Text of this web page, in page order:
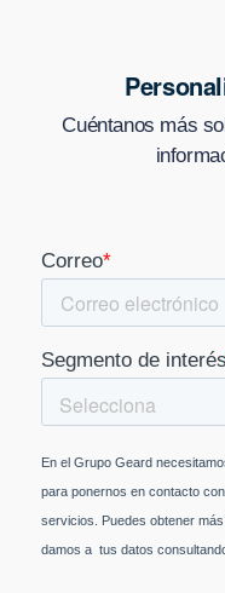
Cuéntanos más